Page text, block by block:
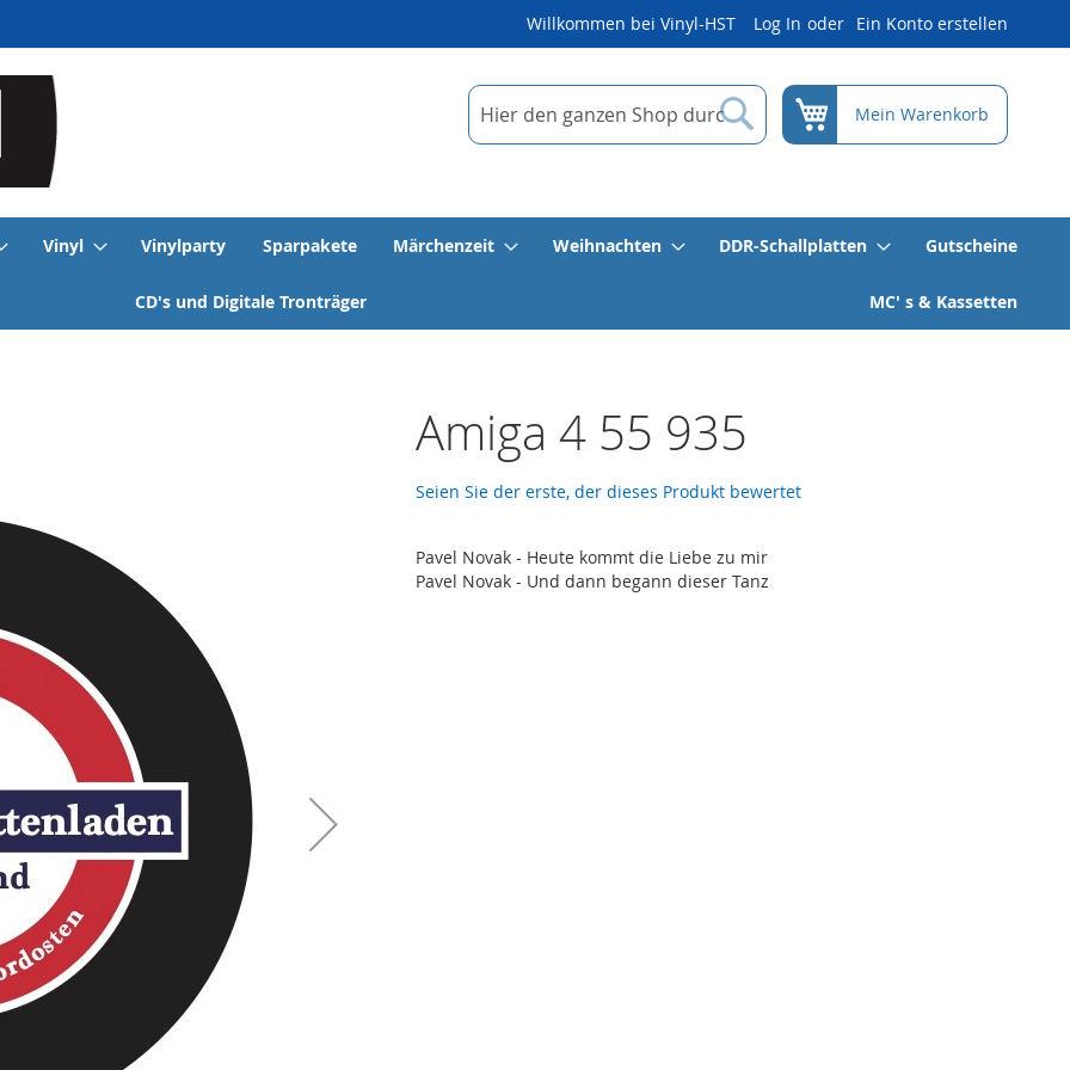
Willkommen bei Vinyl-HST Log In Ein Konto erstellen
Suche
Suche
Mein Warenkorb
Vinyl Vinylparty Sparpakete Märchenzeit Weihnachten DDR-Schallplatten Gutscheine
CD's und Digitale Tronträger MC' s & Kassetten
Amiga 4 55 935
Seien Sie der erste, der dieses Produkt bewertet
Pavel Novak - Heute kommt die Liebe zu mir
Pavel Novak - Und dann begann dieser Tanz